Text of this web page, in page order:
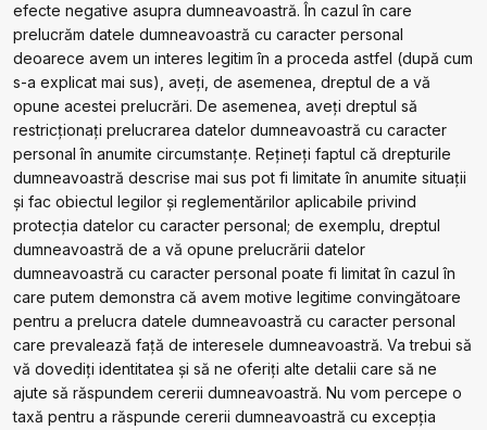
efecte negative asupra dumneavoastră. În cazul în care
prelucrăm datele dumneavoastră cu caracter personal
deoarece avem un interes legitim în a proceda astfel (după cum
s-a explicat mai sus), aveți, de asemenea, dreptul de a vă
opune acestei prelucrări. De asemenea, aveți dreptul să
restricționați prelucrarea datelor dumneavoastră cu caracter
personal în anumite circumstanțe. Rețineți faptul că drepturile
dumneavoastră descrise mai sus pot fi limitate în anumite situații
și fac obiectul legilor și reglementărilor aplicabile privind
protecția datelor cu caracter personal; de exemplu, dreptul
dumneavoastră de a vă opune prelucrării datelor
dumneavoastră cu caracter personal poate fi limitat în cazul în
care putem demonstra că avem motive legitime convingătoare
pentru a prelucra datele dumneavoastră cu caracter personal
care prevalează față de interesele dumneavoastră. Va trebui să
vă dovediți identitatea și să ne oferiți alte detalii care să ne
ajute să răspundem cererii dumneavoastră. Nu vom percepe o
taxă pentru a răspunde cererii dumneavoastră cu excepția